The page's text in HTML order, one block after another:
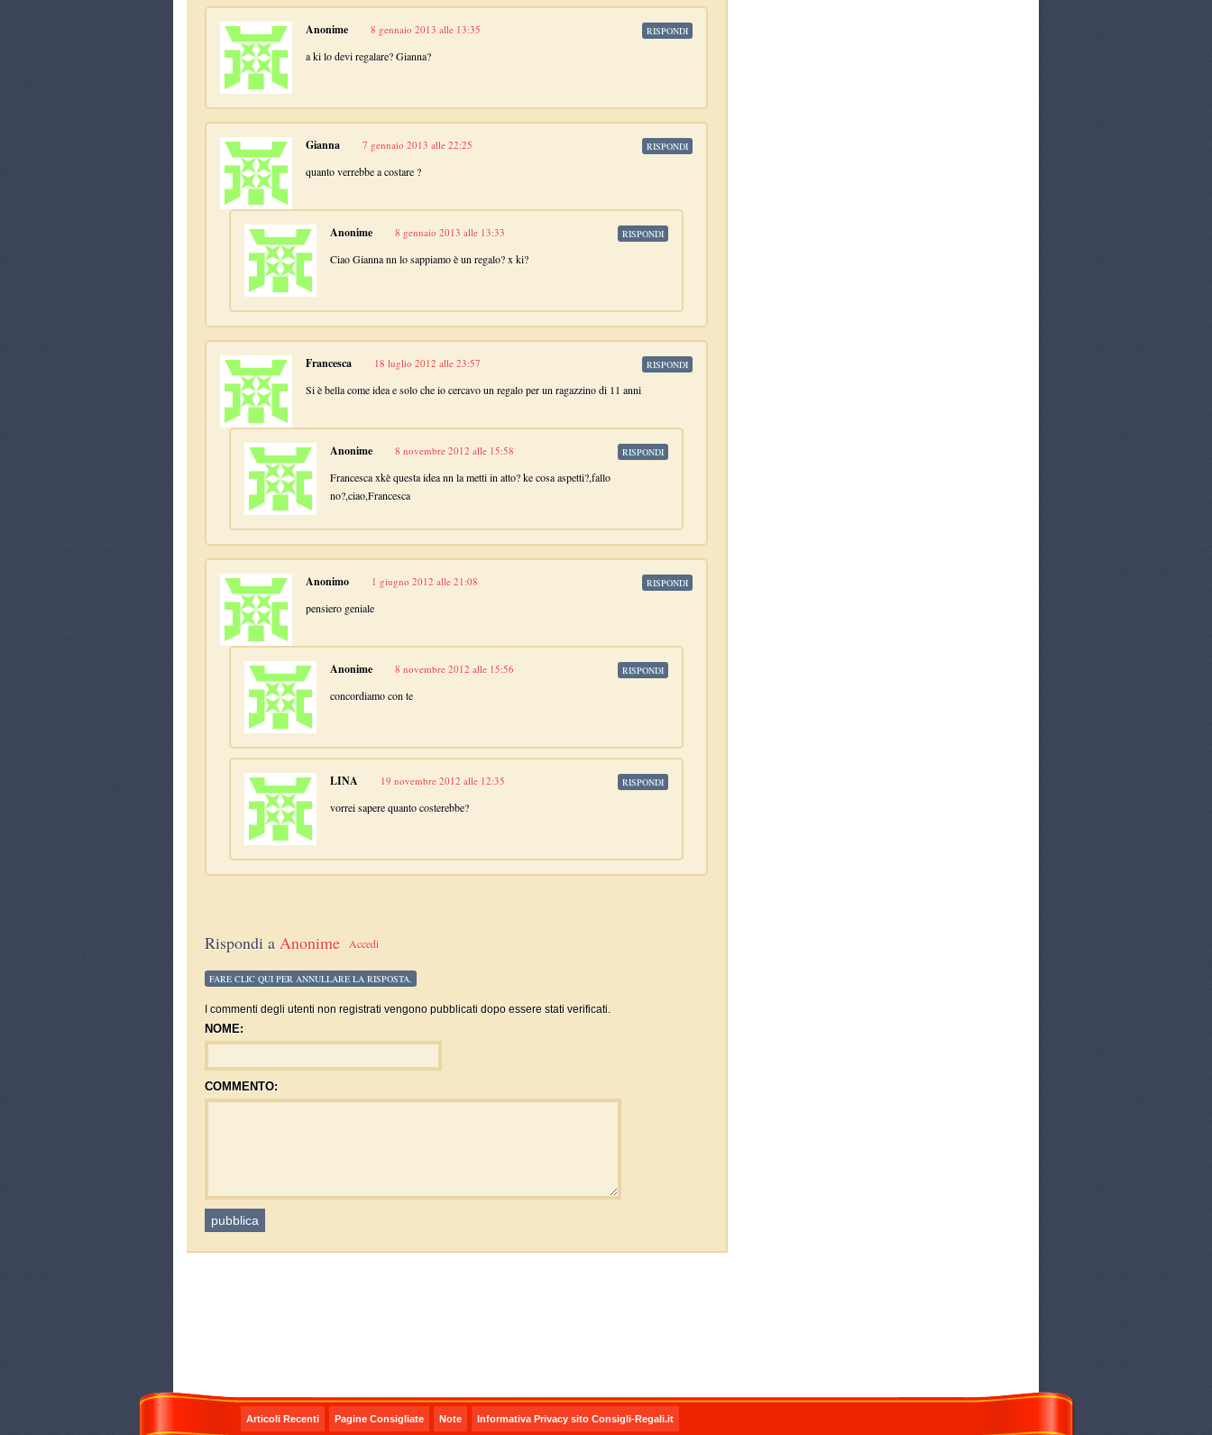
Anonime 8 gennaio 2013 alle 13:35
a ki lo devi regalare? Gianna?
RISPONDI
Gianna 7 gennaio 2013 alle 22:25
quanto verrebbe a costare ?
RISPONDI
Anonime 8 gennaio 2013 alle 13:33
Ciao Gianna nn lo sappiamo è un regalo? x ki?
RISPONDI
Francesca 18 luglio 2012 alle 23:57
Si è bella come idea e solo che io cercavo un regalo per un ragazzino di 11 anni
RISPONDI
Anonime 8 novembre 2012 alle 15:58
Francesca xkè questa idea nn la metti in atto? ke cosa aspetti?,fallo
no?,ciao,Francesca
RISPONDI
Anonimo 1 giugno 2012 alle 21:08
pensiero geniale
RISPONDI
Anonime 8 novembre 2012 alle 15:56
concordiamo con te
RISPONDI
LINA 19 novembre 2012 alle 12:35
vorrei sapere quanto costerebbe?
RISPONDI
Rispondi a Anonime Accedi
FARE CLIC QUI PER ANNULLARE LA RISPOSTA.
I commenti degli utenti non registrati vengono pubblicati dopo essere stati verificati.
NOME:
COMMENTO:
Articoli Recenti Pagine Consigliate Note Informativa Privacy sito Consigli-Regali.it